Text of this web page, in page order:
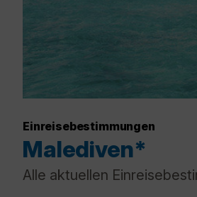
Einreisebestimmungen
Malediven*
Alle aktuellen